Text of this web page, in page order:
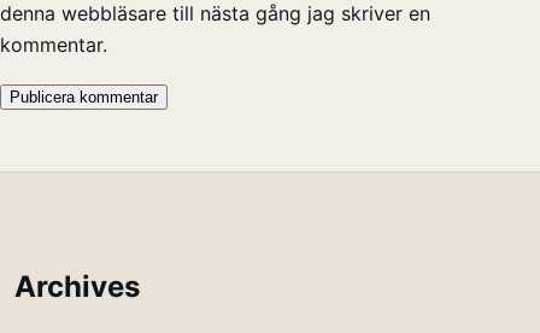
denna webbläsare till nästa gång jag skriver en
kommentar.
Archives